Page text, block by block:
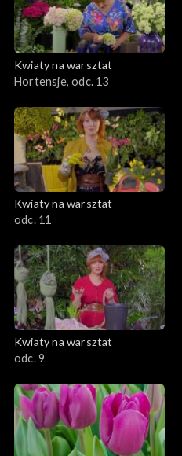
Kwiaty na warsztat
Hortensje, odc. 13
Kwiaty na warsztat
odc. 11
Kwiaty na warsztat
odc. 9